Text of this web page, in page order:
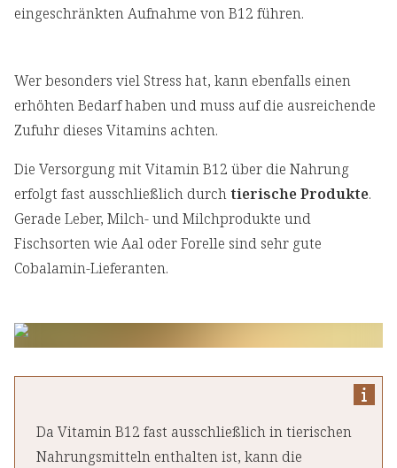
eingeschränkten Aufnahme von B12 führen.
Wer besonders viel Stress hat, kann ebenfalls einen
erhöhten Bedarf haben und muss auf die ausreichende
Zufuhr dieses Vitamins achten.
Die Versorgung mit Vitamin B12 über die Nahrung
erfolgt fast ausschließlich durchtierische Produkte.
Gerade Leber, Milch- und Milchprodukte und
Fischsorten wie Aal oder Forelle sind sehr gute
Cobalamin-Lieferanten.
Da Vitamin B12 fast ausschließlich in tierischen
Nahrungsmitteln enthalten ist, kann die